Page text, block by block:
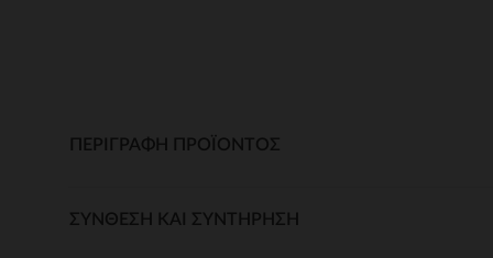
ΠΕΡΙΓΡΑΦΉ ΠΡΟΪΌΝΤΟΣ
ΣΎΝΘΕΣΗ ΚΑΙ ΣΥΝΤΉΡΗΣΗ